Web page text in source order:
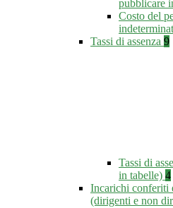
pubblicare
Costo del
Tassi di assenza 9
Tassi di
in tabelle) 4
Incarichi conferiti
(dirigenti e non